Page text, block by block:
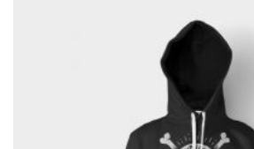
20.00